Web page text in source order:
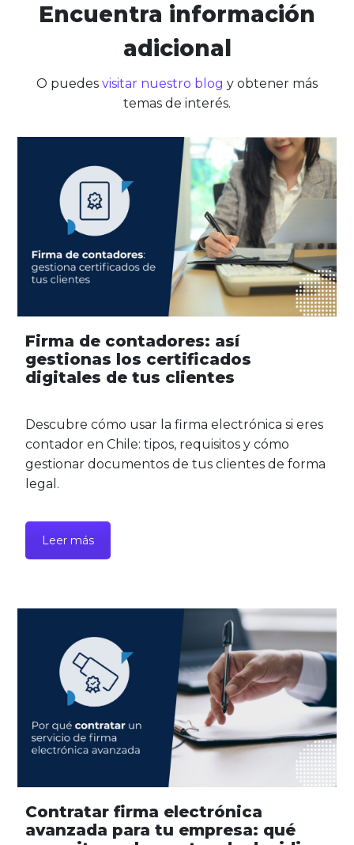
Encuentra información
adicional
O puedes visitar nuestro blog y obtener más
temas de interés.
Firma de contadores: así
gestionas los certificados
digitales de tus clientes
Descubre cómo usar la firma electrónica si eres
contador en Chile: tipos, requisitos y cómo
gestionar documentos de tus clientes de forma
legal.
Leer más
Contratar firma electrónica
avanzada para tu empresa: qué